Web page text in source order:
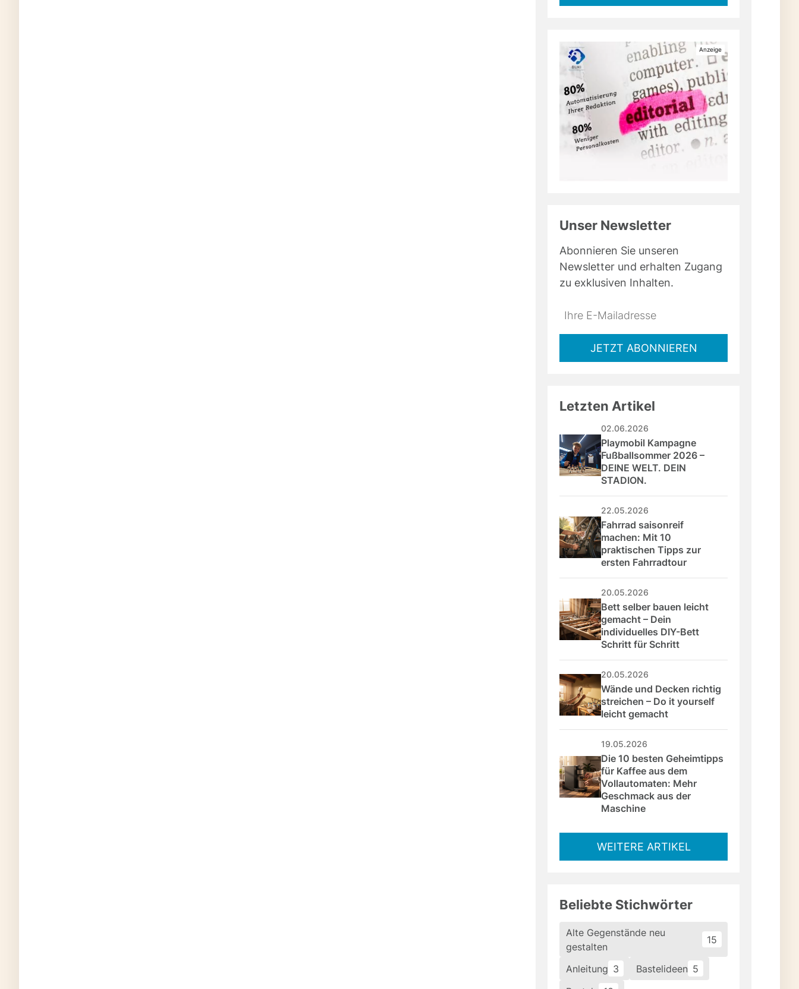
Unser Newsletter
Abonnieren Sie unseren
Newsletter und erhalten Zugang
zu exklusiven Inhalten.
Do
*Ihre
Mailadresse:
JETZT ABONNIEREN
Letzten Artikel
02.06.2026
Playmobil Kampagne
Fußballsommer 2026 –
DEINE WELT. DEIN
STADION.
22.05.2026
Fahrrad saisonreif
machen: Mit 10
praktischen Tipps zur
ersten Fahrradtour
20.05.2026
Bett selber bauen leicht
gemacht – Dein
individuelles DIY-Bett
Schritt für Schritt
20.05.2026
Wände und Decken richtig
streichen – Do it yourself
leicht gemacht
19.05.2026
Die 10 besten Geheimtipps
für Kaffee aus dem
Vollautomaten: Mehr
Geschmack aus der
Maschine
WEITERE ARTIKEL
Beliebte Stichwörter
Alte Gegenstände neu
gestalten
15
Anleitung 3 Bastelideen 5